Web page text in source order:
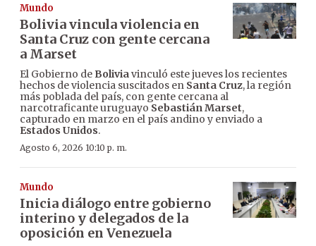
Mundo
Bolivia vincula violencia en
Santa Cruz con gente cercana
a Marset
El Gobierno de Boliviavinculó este jueves los recientes
hechos de violencia suscitados en Santa Cruz, la región
más poblada del país, con gente cercana al
narcotraficante uruguayo Sebastián Marset,
capturado en marzo en el país andino y enviado a
Estados Unidos.
Agosto 6, 2026 10:10 p. m.
Mundo
Inicia diálogo entre gobierno
interino y delegados de la
oposición en Venezuela